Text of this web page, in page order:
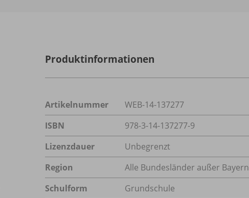
Produktinformationen
Artikelnummer
WEB-14-137277
ISBN
978-3-14-137277-9
Lizenzdauer
Unbegrenzt
Region
Alle Bundesländer außer Bayern
Schulform
Grundschule